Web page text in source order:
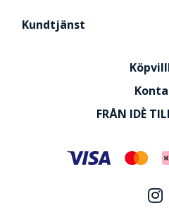
Kundtjänst
FRÅN IDÈ